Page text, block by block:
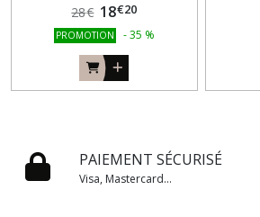
28€ 18€20
PROMOTION -35 %
PAIEMENT SÉCURISÉ
Visa, Mastercard...